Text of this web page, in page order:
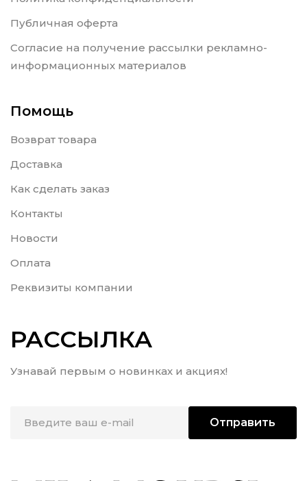
Публичная оферта
Согласие на получение рассылки рекламно-
информационных материалов
Помощь
Возврат товара
Доставка
Как сделать заказ
Контакты
Новости
Оплата
Реквизиты компании
РАССЫЛКА
Узнавай первым о новинках и акциях!
Отправить